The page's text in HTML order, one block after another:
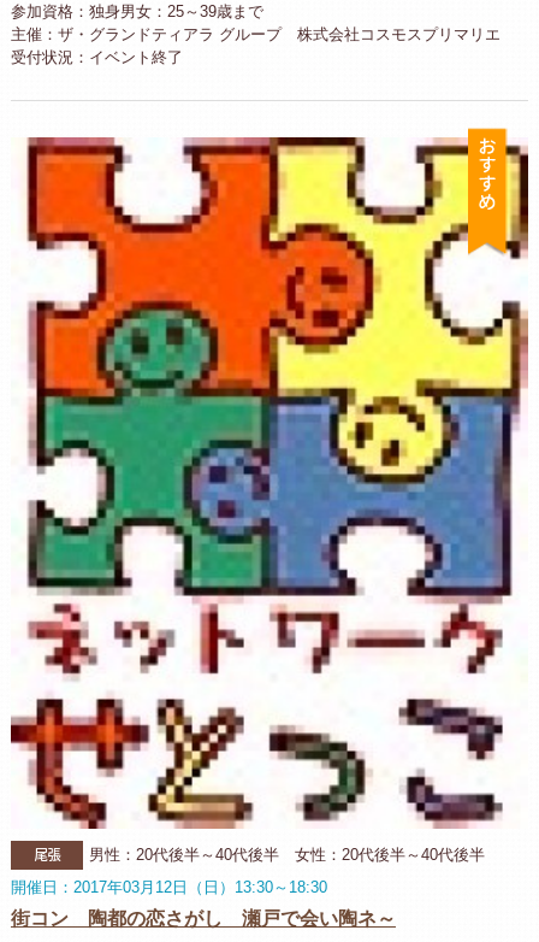
参加資格：独身男女：25～39歳まで
主催：ザ・グランドティアラ グループ 株式会社コスモスプリマリエ
受付状況：イベント終了
尾張
男性：20代後半～40代後半 女性：20代後半～40代後半
開催日：2017年03月12日（日）13:30～18:30
街コン 陶都の恋さがし 瀬戸で会い陶ネ～